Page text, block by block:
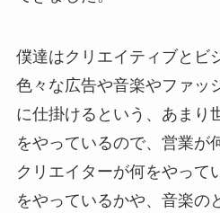
僕達はクリエイティブとビ
色々な広告や音楽やファッ
に仕掛けるという、あまり
をやっているので、営業が
クリエイターが何をやって
をやっているかや、音楽の